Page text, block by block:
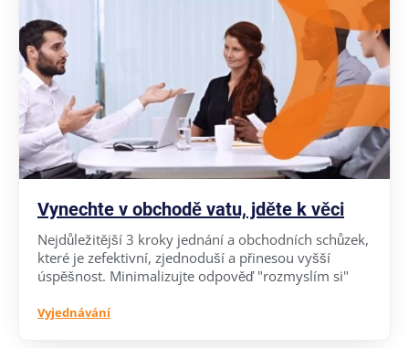
Vynechte v obchodě vatu, jděte k věci
Nejdůležitější 3 kroky jednání a obchodních schůzek,
které je zefektivní, zjednoduší a přinesou vyšší
úspěšnost. Minimalizujte odpověď "rozmyslím si"
Vyjednávání